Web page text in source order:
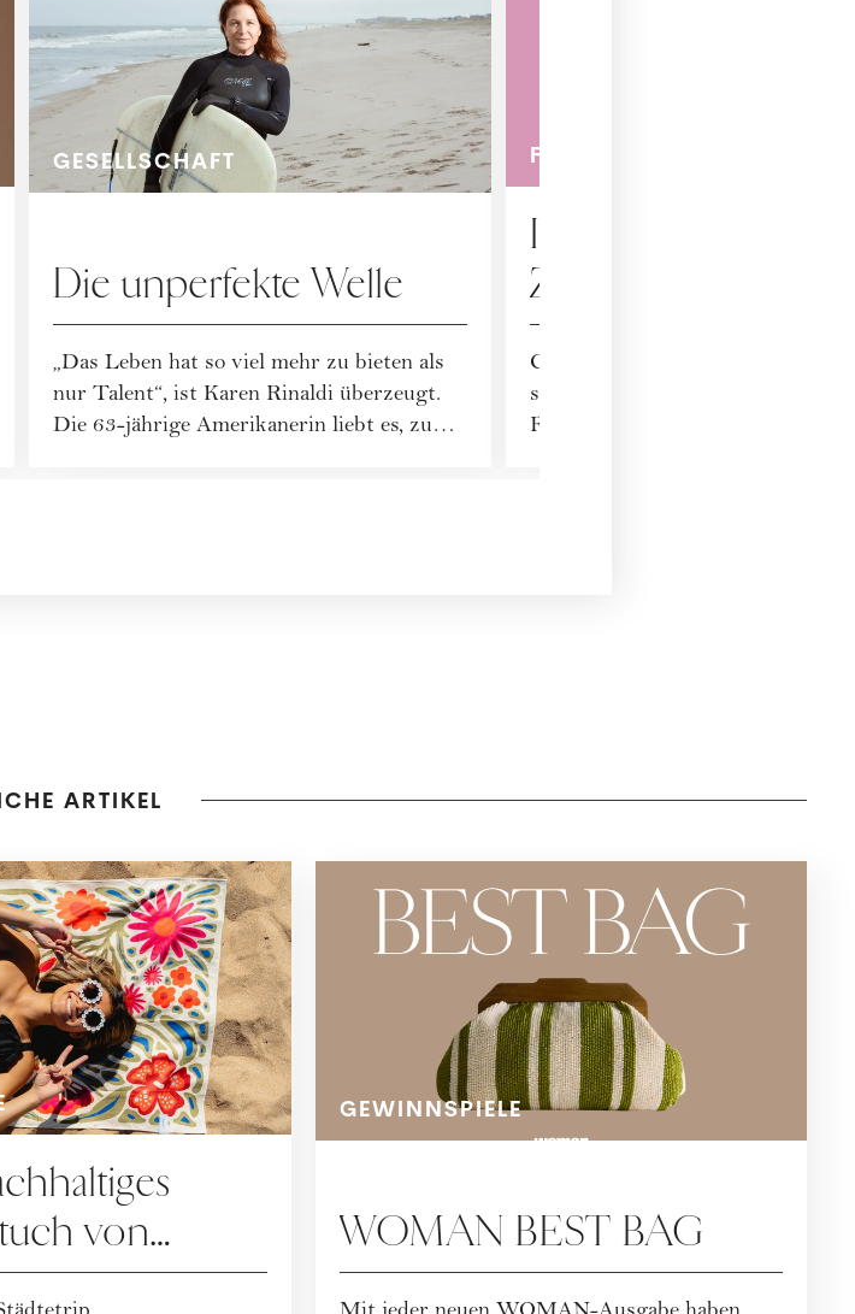
GESELLSCHAFT
Die unperfekte Welle
„Das Leben hat so viel mehr zu bieten als
nur Talent“, ist Karen Rinaldi überzeugt.
Die 63-jährige Amerikanerin liebt es, zu
FINANZEN
Investieren in die
Zukunft:
Crowdfunding ist am
seit einigen Jahren ein
Risikoreiche Möglichkeit oder
ARTIKEL
von
GEWINNSPIELE
WOMAN BEST BAG